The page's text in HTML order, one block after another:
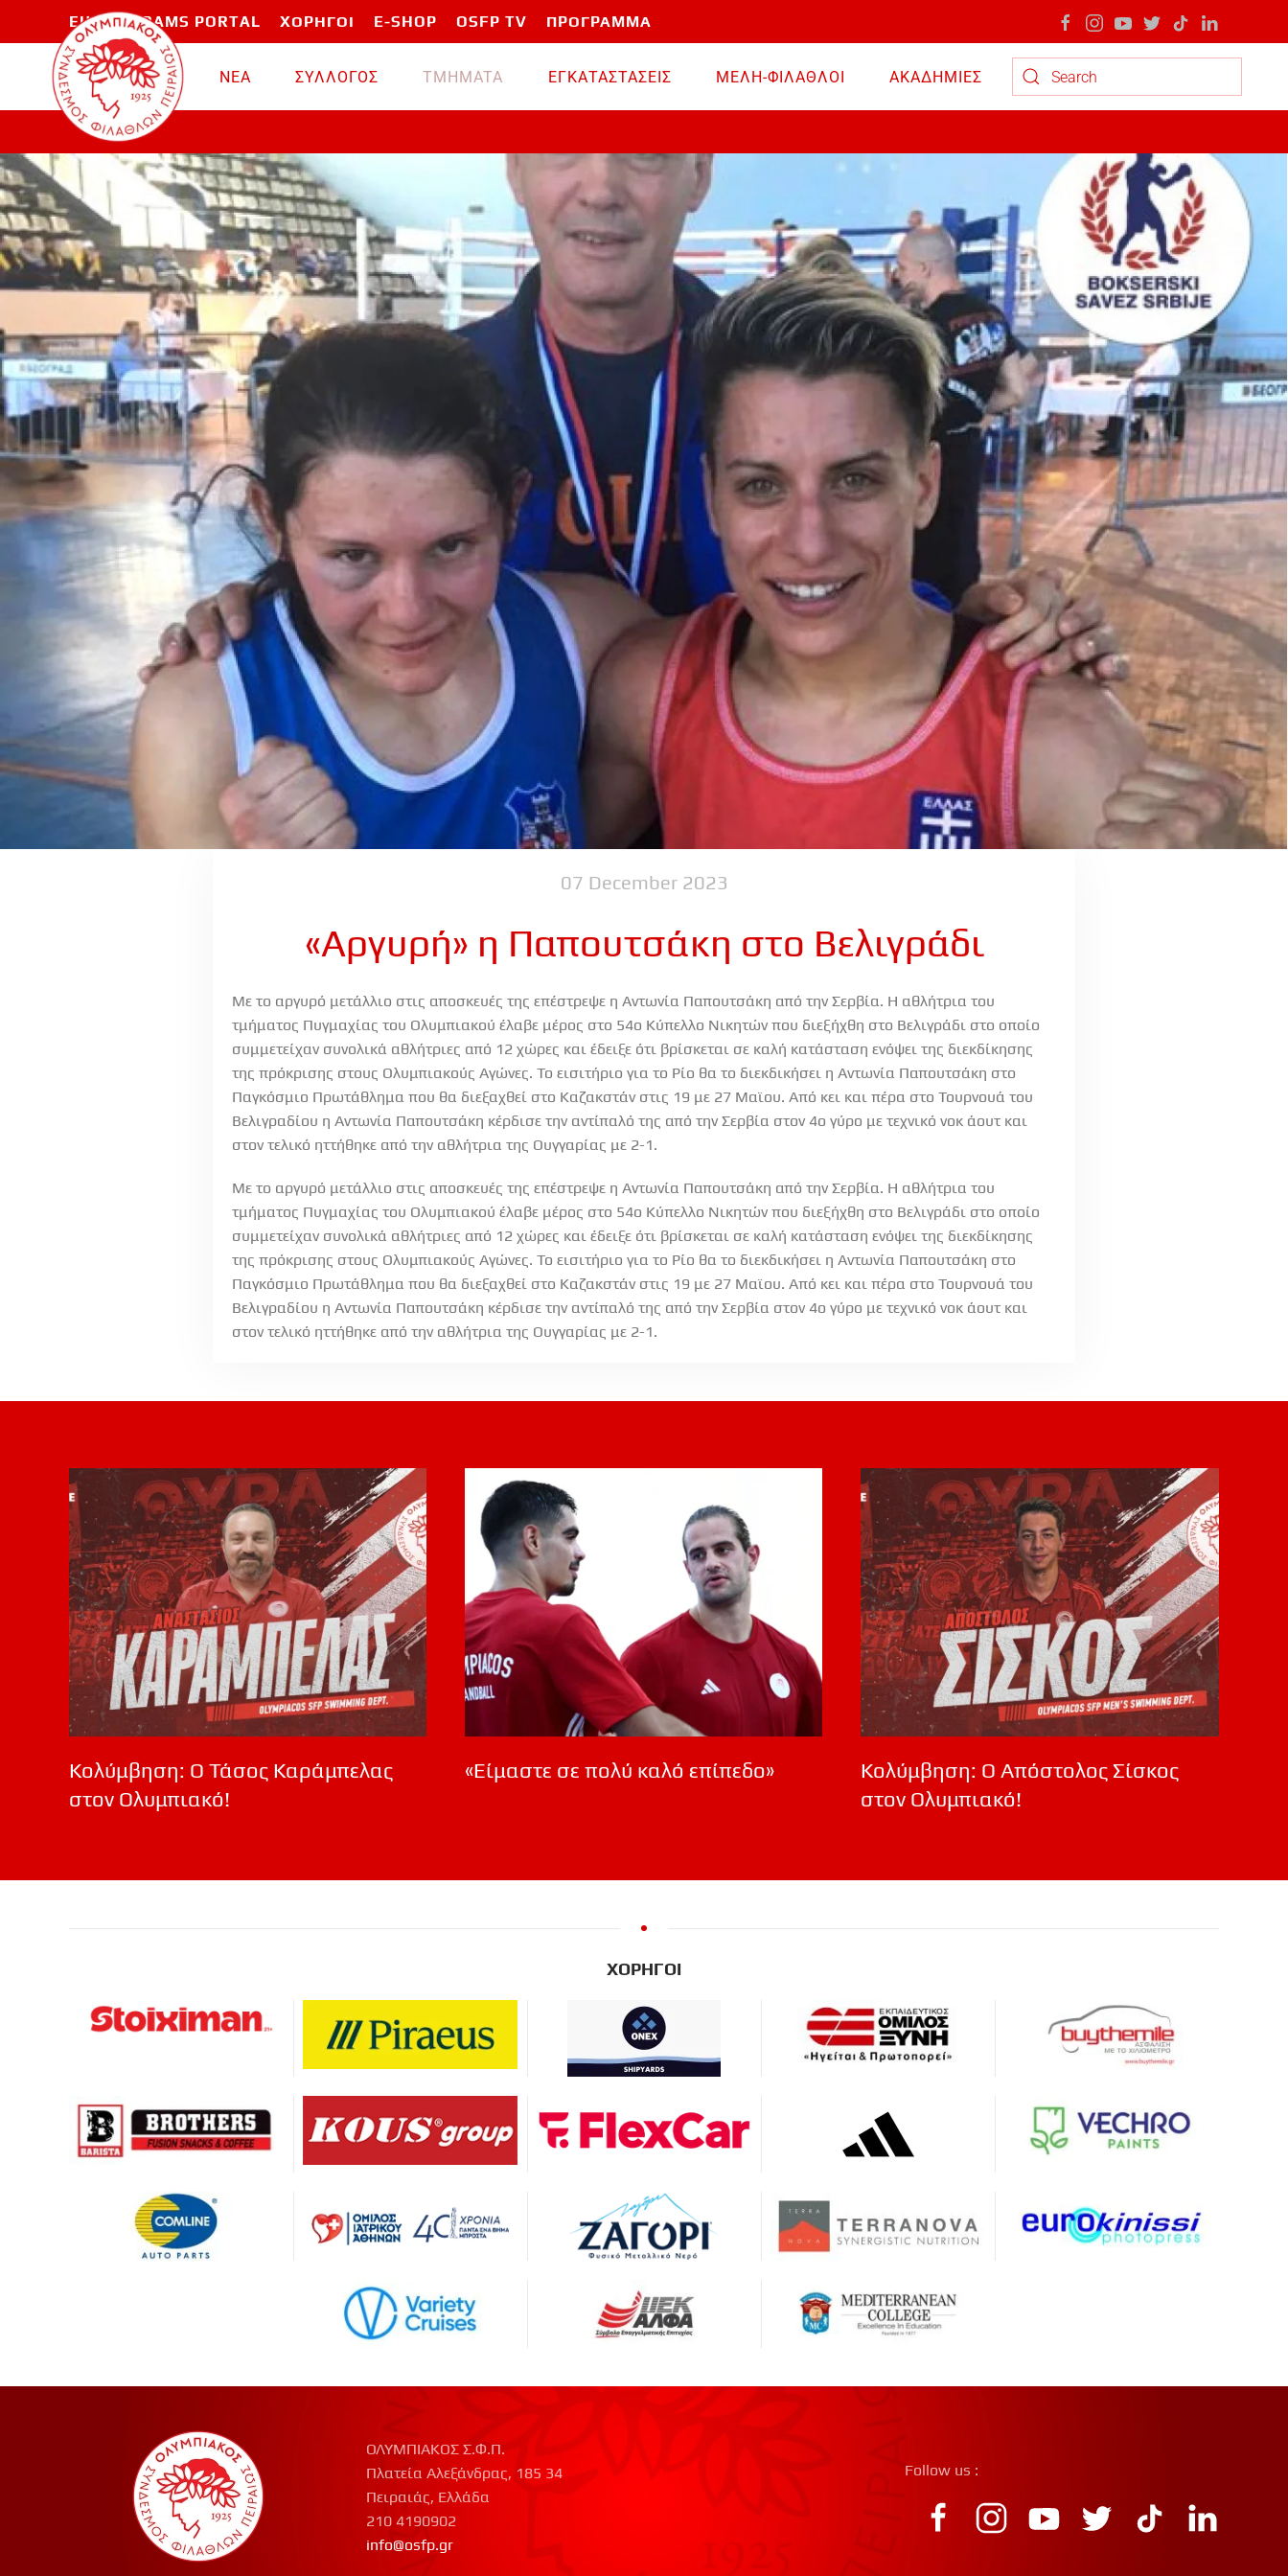
Skip to main content
EU PROGRAMS PORTAL ΧΟΡΗΓΟΙ E-SHOP OSFP TV ΠΡΟΓΡΑΜΜΑ
ΝΕΑ ΣΥΛΛΟΓΟΣ TMHMATA ΕΓΚΑΤΑΣΤΑΣΕΙΣ ΜΕΛΗ-ΦΙΛΑΘΛΟΙ
ΑΚΑΔΗΜΙΕΣ
Type 2 or more characters for results.
07 December 2023
«Αργυρή» η Παπουτσάκη στο Βελιγράδι
Με το αργυρό μετάλλιο στις αποσκευές της επέστρεψε η Αντωνία Παπουτσάκη από την Σερβία. Η αθλήτρια του
τμήματος Πυγμαχίας του Ολυμπιακού έλαβε μέρος στο 54ο Κύπελλο Νικητών που διεξήχθη στο Βελιγράδι στο οποίο
συμμετείχαν συνολικά αθλήτριες από 12 χώρες και έδειξε ότι βρίσκεται σε καλή κατάσταση ενόψει της διεκδίκησης
της πρόκρισης στους Ολυμπιακούς Αγώνες. Το εισιτήριο για το Ρίο θα το διεκδικήσει η Αντωνία Παπουτσάκη στο
Παγκόσμιο Πρωτάθλημα που θα διεξαχθεί στο Καζακστάν στις 19 με 27 Μαϊου. Από κει και πέρα στο Τουρνουά του
Βελιγραδίου η Αντωνία Παπουτσάκη κέρδισε την αντίπαλό της από την Σερβία στον 4ο γύρο με τεχνικό νοκ άουτ και
στον τελικό ηττήθηκε από την αθλήτρια της Ουγγαρίας με 2-1.
Με το αργυρό μετάλλιο στις αποσκευές της επέστρεψε η Αντωνία Παπουτσάκη από την Σερβία. Η αθλήτρια του
τμήματος Πυγμαχίας του Ολυμπιακού έλαβε μέρος στο 54ο Κύπελλο Νικητών που διεξήχθη στο Βελιγράδι στο οποίο
συμμετείχαν συνολικά αθλήτριες από 12 χώρες και έδειξε ότι βρίσκεται σε καλή κατάσταση ενόψει της διεκδίκησης
της πρόκρισης στους Ολυμπιακούς Αγώνες. Το εισιτήριο για το Ρίο θα το διεκδικήσει η Αντωνία Παπουτσάκη στο
Παγκόσμιο Πρωτάθλημα που θα διεξαχθεί στο Καζακστάν στις 19 με 27 Μαϊου. Από κει και πέρα στο Τουρνουά του
Βελιγραδίου η Αντωνία Παπουτσάκη κέρδισε την αντίπαλό της από την Σερβία στον 4ο γύρο με τεχνικό νοκ άουτ και
στον τελικό ηττήθηκε από την αθλήτρια της Ουγγαρίας με 2-1.
Κολύμβηση: Ο Τάσος Καράμπελας
στον Ολυμπιακό!
«Είμαστε σε πολύ καλό επίπεδο»
Κολύμβηση: Ο Απόστολος Σίσκος
στον Ολυμπιακό!
ΧΟΡΗΓΟΙ
ΟΛΥΜΠΙΑΚΟΣ Σ.Φ.Π.
Πλατεία Αλεξάνδρας, 185 34
Πειραιάς, Ελλάδα
210 4190902
info@osfp.gr
Follow us :